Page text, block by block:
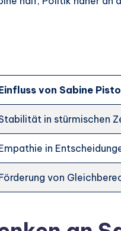
von Sabine
in stürmischen
in
von